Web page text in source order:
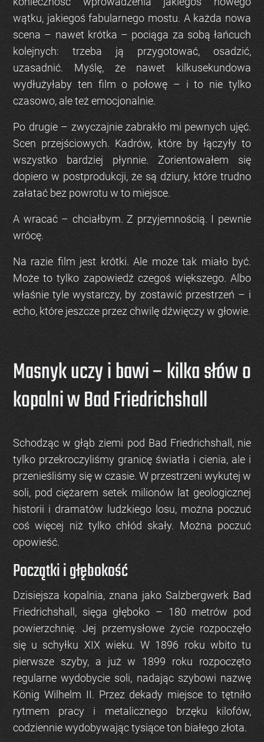
wątku, jakiegoś fabularnego mostu. A każda nowa
scena – nawet krótka – pociąga za sobą łańcuch
kolejnych: trzeba ją przygotować, osadzić,
uzasadnić. Myślę, że nawet kilkusekundowa
wydłużyłaby ten film o połowę – i to nie tylko
czasowo, ale też emocjonalnie.
Po drugie – zwyczajnie zabrakło mi pewnych ujęć.
Scen przejściowych. Kadrów, które by łączyły to
wszystko bardziej płynnie. Zorientowałem się
dopiero w postprodukcji, że są dziury, które trudno
załatać bez powrotu w to miejsce.
A wracać – chciałbym. Z przyjemnością. I pewnie
wrócę.
Na razie film jest krótki. Ale może tak miało być.
Może to tylko zapowiedź czegoś większego. Albo
właśnie tyle wystarczy, by zostawić przestrzeń – i
echo, które jeszcze przez chwilę dźwięczy w głowie.
Masnyk uczy i bawi – kilka słów o
kopalni w Bad Friedrichshall
Schodząc w głąb ziemi pod Bad Friedrichshall, nie
tylko przekroczyliśmy granicę światła i cienia, ale i
przenieśliśmy się w czasie. W przestrzeni wykutej w
soli, pod ciężarem setek milionów lat geologicznej
historii i dramatów ludzkiego losu, można poczuć
coś więcej niż tylko chłód skały. Można poczuć
opowieść.
Początki i głębokość
Dzisiejsza kopalnia, znana jako Salzbergwerk Bad
Friedrichshall, sięga głęboko – 180 metrów pod
powierzchnię. Jej przemysłowe życie rozpoczęło
się u schyłku XIX wieku. W 1896 roku wbito tu
pierwsze szyby, a już w 1899 roku rozpoczęto
regularne wydobycie soli, nadając szybowi nazwę
König Wilhelm II. Przez dekady miejsce to tętniło
rytmem pracy i metalicznego brzęku kilofów,
codziennie wydobywając tysiące ton białego złota.